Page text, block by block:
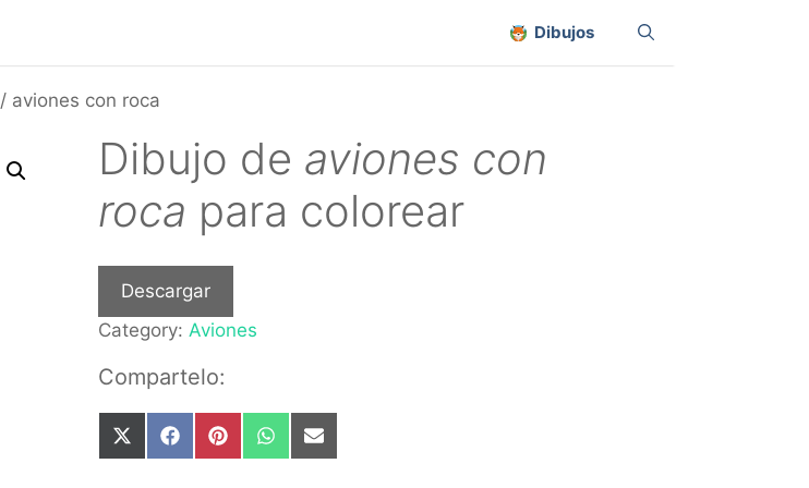
Dibujos
/ aviones con roca
Dibujo de aviones con
roca para colorear
Descargar
Category: Aviones
Compartelo:
Share
on
Share
on
Share
on
Share
on
Share
on